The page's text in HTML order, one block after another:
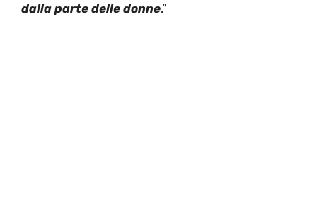
dalla parte delle donne.”